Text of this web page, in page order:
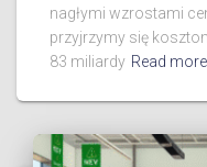
nagłymi wzrostami
przyjrzymy się
83 miliardy Read